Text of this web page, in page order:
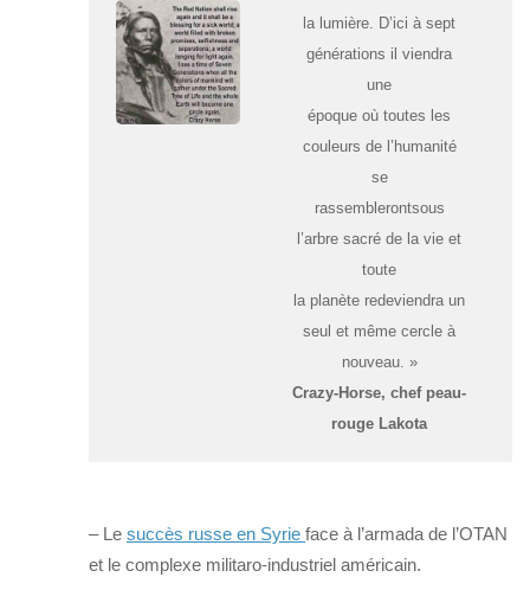
la lumière. D’ici à sept
générations il viendra
une
époque où toutes les
couleurs de l’humanité
se
rassemblerontsous
l’arbre sacré de la vie et
toute
la planète redeviendra un
seul et même cercle à
nouveau. »
Crazy-Horse, chef peau-
rouge Lakota
– Le succès russe en Syrie face à l’armada de l’OTAN
et le complexe militaro-industriel américain.